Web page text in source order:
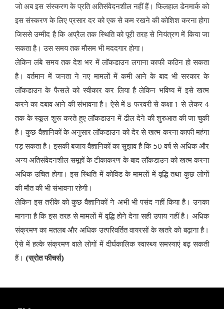
जो अब इस संस्करण के प्रति अतिसंवेदनशील नहीं हैं। फिलहाल डेनमार्क को
इस संस्करण के लिए प्रसार दर को एक से कम रखने की कोशिश करना होगा
जिससे उम्मीद है कि अप्रैल तक स्थिति को पूरी तरह से नियंत्रण में किया जा
सकता है। उस समय तक मौसम भी मददगार होगा।
लेकिन लंबे समय तक देश भर में लॉकडाउन लगाना काफी कठिन हो सकता
है। वर्तमान में जनता ने नए मामलों में कमी आने के बाद भी सरकार के
लॉकडाउन के फैसले को स्वीकार कर लिया है लेकिन भविष्य में इसे खत्म
करने का दबाव आने की संभावना है। ऐसे में 8 फरवरी से कक्षा 1 से लेकर 4
तक के स्कूल शुरू करते हुए लॉकडाउन में ढील देने की शुरुआत की जा चुकी
है। कुछ वैज्ञानिकों के अनुसार लॉकडाउन को देर से खत्म करना काफी महंगा
पड़ सकता है। इसकी बजाय वैज्ञानिकों का सुझाव है कि 50 वर्ष से अधिक और
अन्य अतिसंवेदनशील समूहों के टीकाकरण के बाद लॉकडाउन को खत्म करना
अधिक उचित होगा। इस स्थिति में कोविड के मामलों में वृद्धि तथा कुछ लोगों
की मौत की भी संभावना रहेगी।
लेकिन इस तरीके को कुछ वैज्ञानिकों ने अभी भी पसंद नहीं किया है। उनका
मानना है कि इस तरह से मामलों में वृद्धि होने देना सही उपाय नहीं है। अधिक
संक्रमण का मतलब और अधिक उत्परिवर्तित वायरसों के खतरे को बढ़ाना है।
ऐसे में हल्के संक्रमण वाले लोगों में दीर्घकालिक स्वास्थ्य समस्याएं बढ़ सकती
हैं। (स्रोत फीचर्स)